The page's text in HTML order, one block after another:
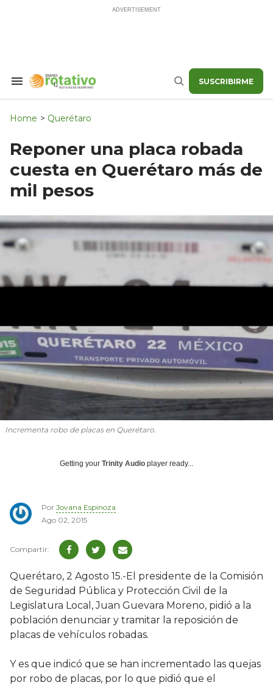
Search
Navigation
Buscar SUSCRIBIRME
Home > Querétaro
Reponer una placa robada
cuesta en Querétaro más de
mil pesos
Incrementa robo de placas en Querétaro.
Getting your Trinity Audio player ready...
Por Jovana Espinoza
Ago 02, 2015
Querétaro, 2 Agosto 15.-El presidente de la Comisión
de Seguridad Pública y Protección Civil de la
Legislatura Local, Juan Guevara Moreno, pidió a la
población denunciar y tramitar la reposición de
placas de vehículos robadas.
Y es que indicó que se han incrementado las quejas
por robo de placas, por lo que pidió que el